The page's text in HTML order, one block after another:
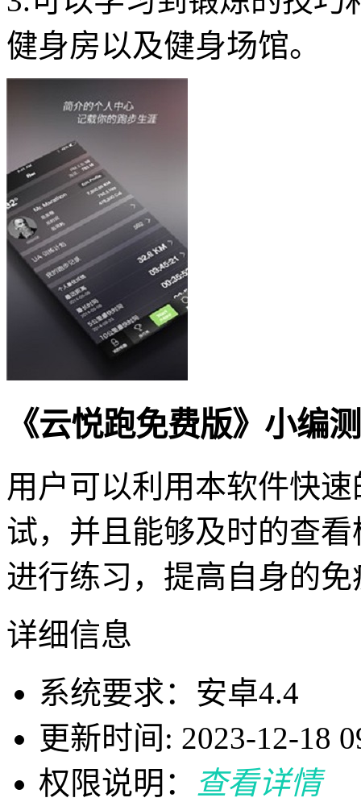
健身房以及健身场馆。
《云悦跑免费版》小编
用户可以利用本软件快
试，并且能够及时的查
进行练习，提高自身的免
详细信息
系统要求：安卓4.4
更新时间: 2023-12-18
权限说明：
查看详情